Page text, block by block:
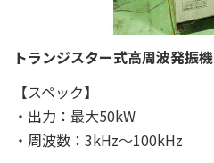
トランジスター式高周波発振機
【スペック】
・出力：最大50kW
・周波数：3kHz～100kHz